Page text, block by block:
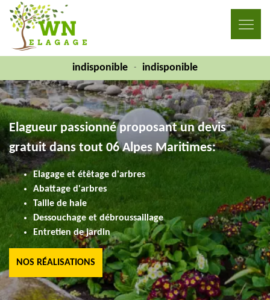
indisponible - indisponible
Elagueur passionné proposant un devis
gratuit dans tout 06 Alpes Maritimes:
Elagage et étêtage d'arbres
Abattage d'arbres
Taille de haie
Dessouchage et débroussaillage
Entretien de jardin
NOS RÉALISATIONS